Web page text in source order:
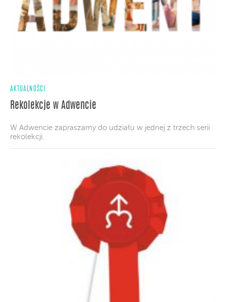
AKTUALNOŚCI
Rekolekcje w Adwencie
W Adwencie zapraszamy do udziału w jednej z trzech serii
rekolekcji.